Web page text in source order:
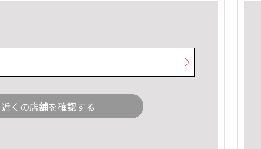
近くの店舗を確認する